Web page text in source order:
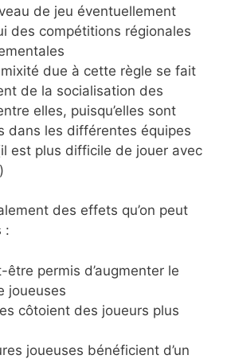
de jeu éventuellement
des compétitions régionales
due à cette règle se fait
de la socialisation des
elles, puisqu’elles sont
dans les différentes équipes
est plus difficile de jouer avec
des effets qu’on peut
:
être permis d’augmenter le
joueuses
côtoient des joueurs plus
joueuses bénéficient d’un